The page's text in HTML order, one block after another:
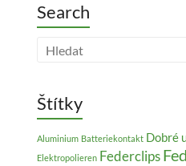
Search
Štítky
Aluminium Batteriekontakt Dobré
Elektropolieren Federclips